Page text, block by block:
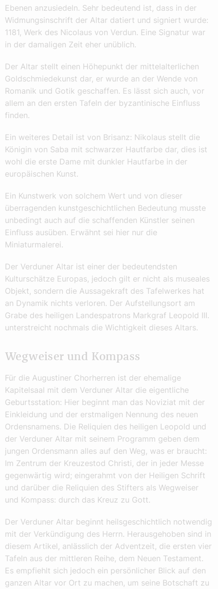
Ebenen anzusiedeln. Sehr bedeutend ist, dass in der
Widmungsinschrift der Altar datiert und signiert wurde:
1181, Werk des Nicolaus von Verdun. Eine Signatur war
in der damaligen Zeit eher unüblich.
Der Altar stellt einen Höhepunkt der mittelalterlichen
Goldschmiedekunst dar, er wurde an der Wende von
Romanik und Gotik geschaffen. Es lässt sich auch, vor
allem an den ersten Tafeln der byzantinische Einfluss
finden.
Ein weiteres Detail ist von Brisanz: Nikolaus stellt die
Königin von Saba mit schwarzer Hautfarbe dar, dies ist
wohl die erste Dame mit dunkler Hautfarbe in der
europäischen Kunst.
Ein Kunstwerk von solchem Wert und von dieser
überragenden kunstgeschichtlichen Bedeutung musste
unbedingt auch auf die schaffenden Künstler seinen
Einfluss ausüben. Erwähnt sei hier nur die
Miniaturmalerei.
Der Verduner Altar ist einer der bedeutendsten
Kulturschätze Europas, jedoch gilt er nicht als museales
Objekt, sondern die Aussagekraft des Tafelwerkes hat
an Dynamik nichts verloren. Der Aufstellungsort am
Grabe des heiligen Landespatrons Markgraf Leopold III.
unterstreicht nochmals die Wichtigkeit dieses Altars.
Wegweiser und Kompass
Für die Augustiner Chorherren ist der ehemalige
Kapitelsaal mit dem Verduner Altar die eigentliche
Geburtsstation: Hier beginnt man das Noviziat mit der
Einkleidung und der erstmaligen Nennung des neuen
Ordensnamens. Die Reliquien des heiligen Leopold und
der Verduner Altar mit seinem Programm geben dem
jungen Ordensmann alles auf den Weg, was er braucht:
Im Zentrum der Kreuzestod Christi, der in jeder Messe
gegenwärtig wird; eingerahmt von der Heiligen Schrift
und darüber die Reliquien des Stifters als Wegweiser
und Kompass: durch das Kreuz zu Gott.
Der Verduner Altar beginnt heilsgeschichtlich notwendig
mit der Verkündigung des Herrn. Herausgehoben sind in
diesem Artikel, anlässlich der Adventzeit, die ersten vier
Tafeln aus der mittleren Reihe, dem Neuen Testament.
Es empfiehlt sich jedoch ein persönlicher Blick auf den
ganzen Altar vor Ort zu machen, um seine Botschaft zu